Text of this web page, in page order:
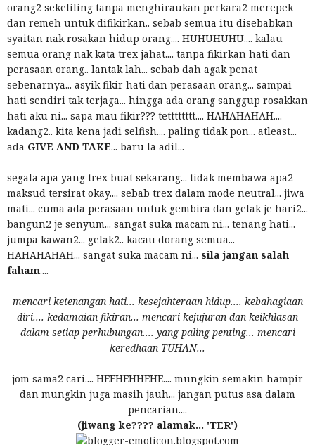
orang2 sekeliling tanpa menghiraukan perkara2 merepek
dan remeh untuk difikirkan.. sebab semua itu disebabkan
syaitan nak rosakan hidup orang.... HUHUHUHU.... kalau
semua orang nak kata trex jahat.... tanpa fikirkan hati dan
perasaan orang.. lantak lah... sebab dah agak penat
sebenarnya... asyik fikir hati dan perasaan orang... sampai
hati sendiri tak terjaga... hingga ada orang sanggup rosakkan
hati aku ni... sapa mau fikir??? tetttttttt.... HAHAHAHAH....
kadang2.. kita kena jadi selfish.... paling tidak pon... atleast...
ada GIVE AND TAKE... baru la adil...
segala apa yang trex buat sekarang... tidak membawa apa2
maksud tersirat okay.... sebab trex dalam mode neutral... jiwa
mati... cuma ada perasaan untuk gembira dan gelak je hari2...
bangun2 je senyum... sangat suka macam ni... tenang hati...
jumpa kawan2... gelak2.. kacau dorang semua...
HAHAHAHAH... sangat suka macam ni... sila jangan salah
faham....
mencari ketenangan hati... kesejahteraan hidup.... kebahagiaan
diri.... kedamaian fikiran... mencari kejujuran dan keikhlasan
dalam setiap perhubungan.... yang paling penting... mencari
keredhaan TUHAN...
jom sama2 cari.... HEEHEHHEHE.... mungkin semakin hampir
dan mungkin juga masih jauh... jangan putus asa dalam
pencarian....
(jiwang ke???? alamak... 'TER')